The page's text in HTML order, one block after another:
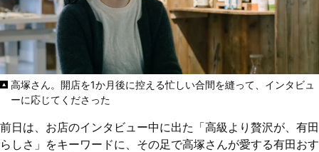
高塚さん。開店を1か月後に控える忙しい合間を縫って、インタビュ
ーに応じてくださった
前日は、お店のインタビュー中に出た「高級より贅沢が、有田
らしさ」をキーワードに、その足で高塚さんが愛する有田おす